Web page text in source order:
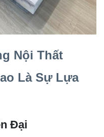
Nội Thất
Là Sự Lựa
Đại